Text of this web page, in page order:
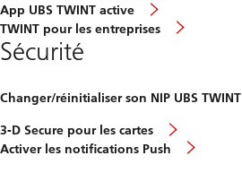
App UBS TWINT active
TWINT pour les entreprises
Sécurité
Changer/réinitialiser son NIP UBS TWINT
3-D Secure pour les cartes
Activer les notifications Push